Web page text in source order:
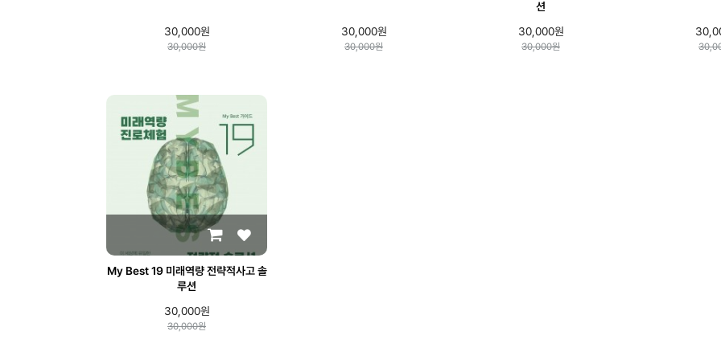
30,000원
30,000원
30,000원
30,000원
션
30,000원
30,000원
My Best 19 미래역량 전략적사고 솔
루션
30,000원
30,000원